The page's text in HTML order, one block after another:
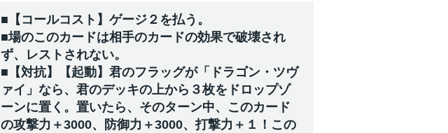
■【コールコスト】ゲージ２を払う。
■場のこのカードは相手のカードの効果で破壊され
ず、レストされない。
■【対抗】【起動】君のフラッグが「ドラゴン・ツヴ
ァイ」なら、君のデッキの上から３枚をドロップゾ
ーンに置く。置いたら、そのターン中、このカード
の攻撃力＋3000、防御力＋3000、打撃力＋１！この